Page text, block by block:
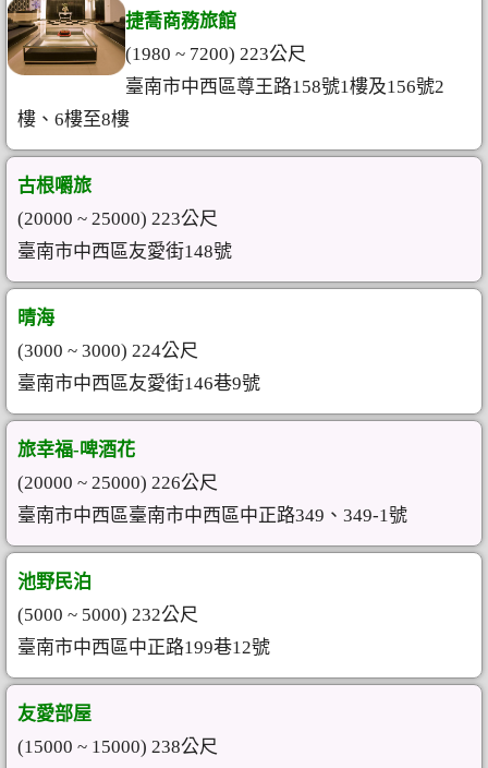
捷喬商務旅館
(1980 ~ 7200) 223公尺
臺南市中西區尊王路158號1樓及156號2
樓、6樓至8樓
古根嚼旅
(20000 ~ 25000) 223公尺
臺南市中西區友愛街148號
晴海
(3000 ~ 3000) 224公尺
臺南市中西區友愛街146巷9號
旅幸福-啤酒花
(20000 ~ 25000) 226公尺
臺南市中西區臺南市中西區中正路349、349-1號
池野民泊
(5000 ~ 5000) 232公尺
臺南市中西區中正路199巷12號
友愛部屋
(15000 ~ 15000) 238公尺